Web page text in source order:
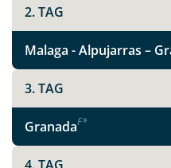
Facebook
Instagram
WhatsApp
2. TAG
Malaga - Alpujarras –
3. TAG
GranadaF*